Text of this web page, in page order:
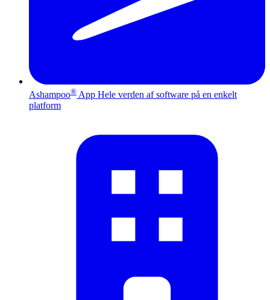
Ashampoo® App Hele verden af software på en enkelt
platform